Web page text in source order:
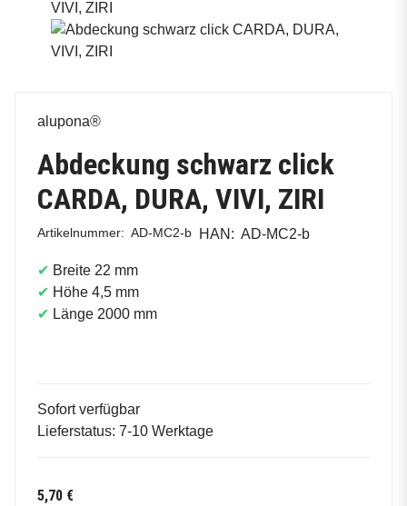
alupona®
Abdeckung schwarz click
CARDA, DURA, VIVI, ZIRI
Artikelnummer: AD-MC2-b HAN: AD-MC2-b
✔ Breite 22 mm
✔ Höhe 4,5 mm
✔ Länge 2000 mm
Sofort verfügbar
Lieferstatus: 7-10 Werktage
5,70 €